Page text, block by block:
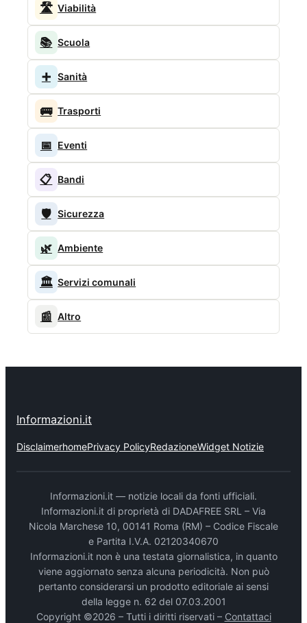
🛣️ Viabilità
📚 Scuola
➕ Sanità
🚌 Trasporti
📅 Eventi
📋 Bandi
🛡️ Sicurezza
🌿 Ambiente
🏛️ Servizi comunali
📰 Altro
Informazioni.it
DisclaimerhomePrivacy PolicyRedazioneWidget Notizie
Informazioni.it — notizie locali da fonti ufficiali.
Informazioni.it di proprietà di DADAFREE SRL – Via
Nicola Marchese 10, 00141 Roma (RM) – Codice Fiscale
e Partita I.V.A. 02120340670
Informazioni.it non è una testata giornalistica, in quanto
viene aggiornato senza alcuna periodicità. Non può
pertanto considerarsi un prodotto editoriale ai sensi
della legge n. 62 del 07.03.2001
Copyright ©2026 – Tutti i diritti riservati – Contattaci